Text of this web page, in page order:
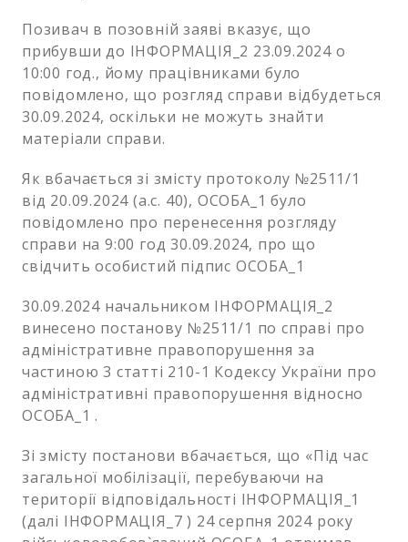
Позивач в позовній заяві вказує, що
прибувши до ІНФОРМАЦІЯ_2 23.09.2024 о
10:00 год., йому працівниками було
повідомлено, що розгляд справи відбудеться
30.09.2024, оскільки не можуть знайти
матеріали справи.
Як вбачається зі змісту протоколу №2511/1
від 20.09.2024 (а.с. 40), ОСОБА_1 було
повідомлено про перенесення розгляду
справи на 9:00 год 30.09.2024, про що
свідчить особистий підпис ОСОБА_1
30.09.2024 начальником ІНФОРМАЦІЯ_2
винесено постанову №2511/1 по справі про
адміністративне правопорушення за
частиною 3 статті 210-1 Кодексу України про
адміністративні правопорушення відносно
ОСОБА_1 .
Зі змісту постанови вбачається, що «Під час
загальної мобілізації, перебуваючи на
території відповідальності ІНФОРМАЦІЯ_1
(далі ІНФОРМАЦІЯ_7 ) 24 серпня 2024 року